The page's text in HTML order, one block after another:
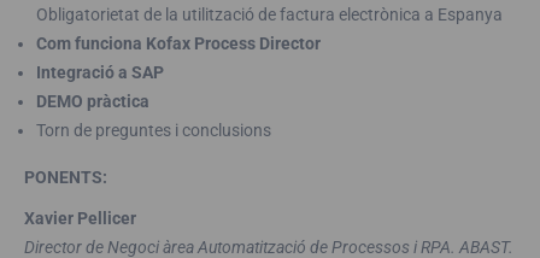
Obligatorietat de la utilització de factura electrònica a Espanya
Com funciona Kofax Process Director
Integració a SAP
DEMO pràctica
Torn de preguntes i conclusions
PONENTS:
Xavier Pellicer
Director de Negoci àrea Automatització de Processos i RPA. ABAST.